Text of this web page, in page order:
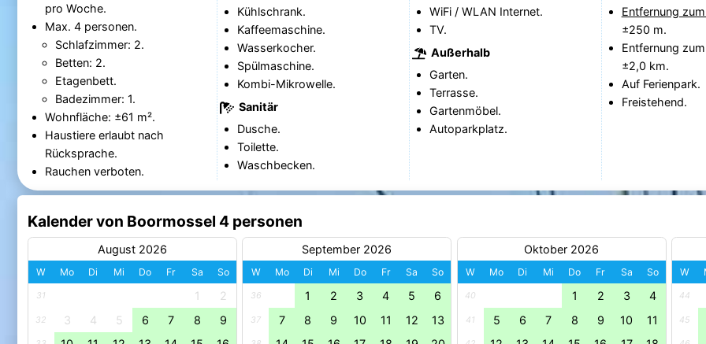
pro Woche.
Max. 4 personen.
Schlafzimmer: 2.
Betten: 2.
Etagenbett.
Badezimmer: 1.
Wohnfläche: ±61 m².
Haustiere erlaubt nach
Rücksprache.
Rauchen verboten.
Kühlschrank.
Kaffeemaschine.
Wasserkocher.
Spülmaschine.
Kombi-Mikrowelle.
Sanitär
Dusche.
Toilette.
Waschbecken.
WiFi / WLAN Internet.
TV.
Außerhalb
Garten.
Terrasse.
Gartenmöbel.
Autoparkplatz.
Entfernung
±250 m.
Entfernung
±2,0 km.
Auf Ferienpark.
Freistehend.
Kalender von Boormossel 4 personen
August 2026
W Mo Di Mi Do Fr Sa So
31 1 2
32 3 4 5 6 7 8 9
September 2026
W Mo Di Mi Do Fr Sa So
36 1 2 3 4 5 6
37 7 8 9 10 11 12 13
Oktober 2026
W Mo Di Mi Do Fr Sa So
40 1 2 3 4
41 5 6 7 8 9 10 11
W
44
45